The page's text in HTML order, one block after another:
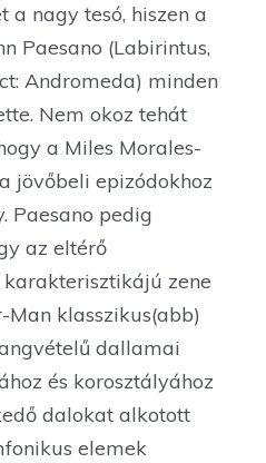
a nagy tesó, hiszen a
Paesano (Labirintus,
Andromeda) minden
Nem okoz tehát
a Miles Morales-
jövőbeli epizódokhoz
Paesano pedig
az eltérő
karakterisztikájú zene
klasszikus(abb)
dallamai
és korosztályához
dalokat alkotott
elemek